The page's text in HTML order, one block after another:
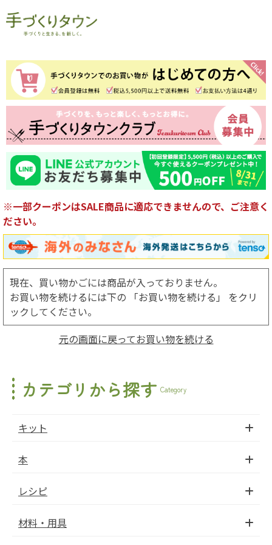
※一部クーポンはSALE商品に適応できませんので、ご注意く
ださい。
現在、買い物かごには商品が入っておりません。
お買い物を続けるには下の 「お買い物を続ける」 をクリ
ックしてください。
元の画面に戻ってお買い物を続ける
カテゴリから探す Category
キット
本
レシピ
材料・用具